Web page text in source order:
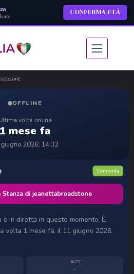
CONFERMA ETÀ
OFFLINE
volta online
1 mese fa
2026, 14:32
Camsoda
Stanza di jeanettabroadstone
in diretta in questo momento. È
volta 1 mese fa, il 11 giugno 2026,
PAESE
-